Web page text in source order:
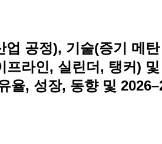
공정), 기술(증기 메
라인, 실린더, 탱커)
율, 성장, 동향 및